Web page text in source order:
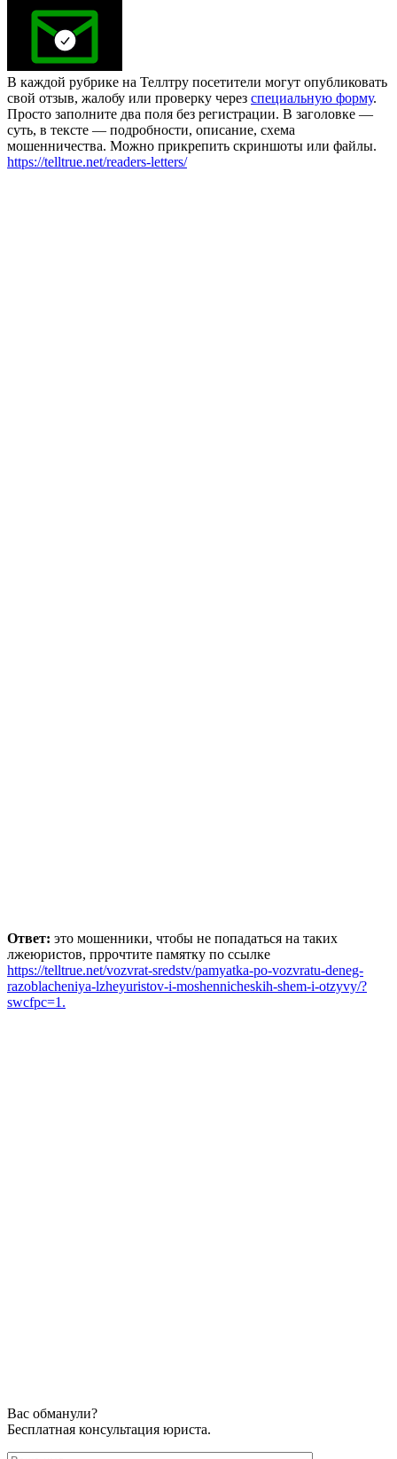
В каждой рубрике на Теллтру посетители могут опубликовать
свой отзыв, жалобу или проверку через специальную форму.
Просто заполните два поля без регистрации. В заголовке —
суть, в тексте — подробности, описание, схема
мошенничества. Можно прикрепить скриншоты или файлы.
https://telltrue.net/readers-letters/
Ответ: это мошенники, чтобы не попадаться на таких
лжеюристов, пррочтите памятку по ссылке
https://telltrue.net/vozvrat-sredstv/pamyatka-po-vozvratu-deneg-
razoblacheniya-lzheyuristov-i-moshennicheskih-shem-i-otzyvy/?
swcfpc=1.
Вас обманули?
Бесплатная консультация юриста.